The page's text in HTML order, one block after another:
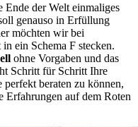
Ende der Welt einmaliges
genauso in Erfüllung
möchten wir bei
ein Schema F stecken.
ohne Vorgaben und das
Schritt für Schritt Ihre
beraten zu können,
Erfahrungen auf dem Roten